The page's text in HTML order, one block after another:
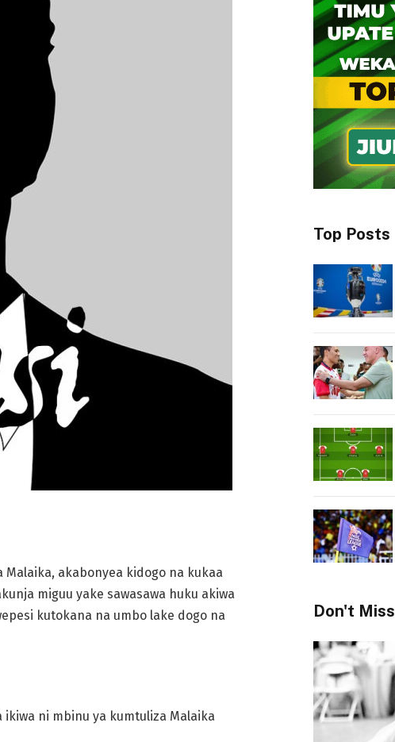
Malaika, akabonyea kidogo na kukaa
miguu yake sawasawa huku akiwa
kutokana na umbo lake dogo na
ikiwa ni mbinu ya kumtuliza Malaika
Top Posts
Don't Miss